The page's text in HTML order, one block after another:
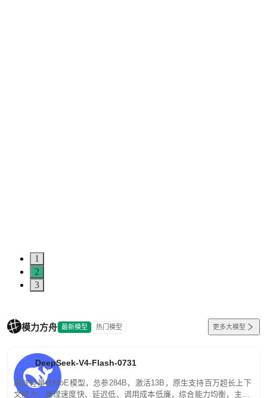
1
2
3
模力方舟 最新模型 热门模型 更多大模型
DeepSeek-V4-Flash-0731
高效轻量化MoE模型，总参284B，激活13B，原生支持百万超长上下
文能力。推理速度快、延迟低、调用成本低廉，综合能力均衡，主打